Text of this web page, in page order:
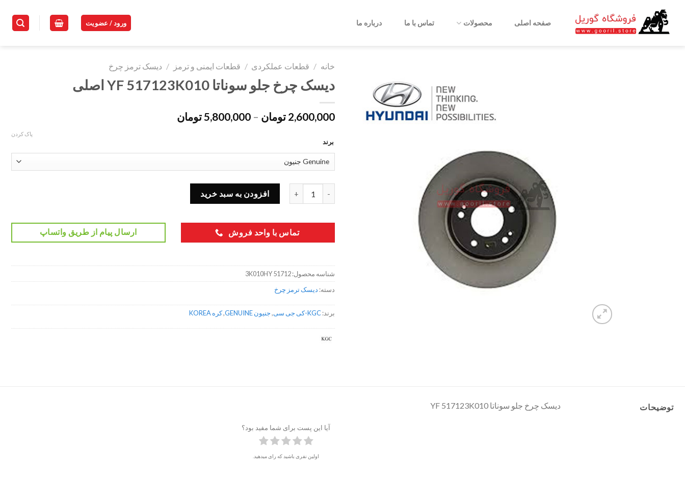
content
صفحه اصلی محصولات تماس با ما درباره ما ورود / عضویت
خانه / قطعات عملکردی / قطعات ایمنی و ترمز / دیسک ترمز چرخ
دیسک چرخ جلو سوناتا YF 517123K010 اصلی
2,600,000 تومان –
5,800,000تومان
برند
پاک کردن
افزودن به سبد خرید
تماس با واحد فروش ارسال پیام از طریق واتساپ
شناسه محصول:51712 3K010HY
دسته: دیسک ترمز چرخ
برند:KGC-کی جی سی ,جنیون GENUINE ,کره KOREA
توضیحات دیسک چرخ جلو سوناتا YF 517123K010
آیا این پست برای شما مفید بود؟
اولین نفری باشید که رای میدهید.